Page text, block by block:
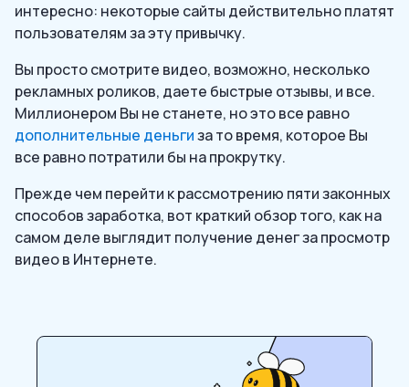
интересно: некоторые сайты действительно платят
пользователям за эту привычку.
Вы просто смотрите видео, возможно, несколько
рекламных роликов, даете быстрые отзывы, и все.
Миллионером Вы не станете, но это все равно
дополнительные деньгиза то время, которое Вы
все равно потратили бы на прокрутку.
Прежде чем перейти к рассмотрению пяти законных
способов заработка, вот краткий обзор того, как на
самом деле выглядит получение денег за просмотр
видео в Интернете.